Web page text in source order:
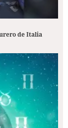
de Italia